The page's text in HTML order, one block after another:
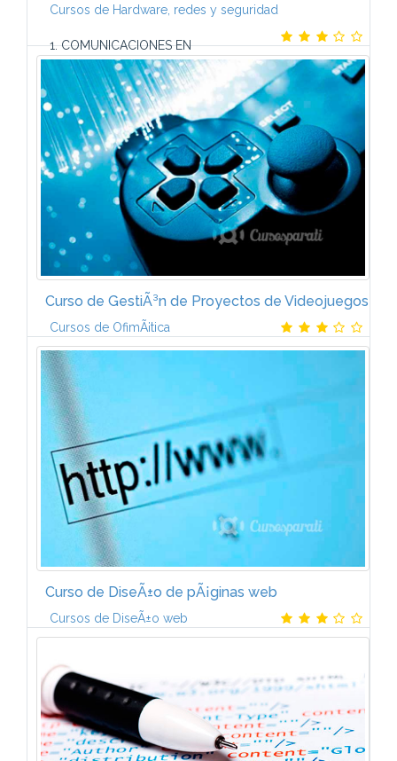
Cursos de Hardware, redes y seguridad
1. COMUNICACIONES EN
REDESConceptos bÃ¡sicos de comunicaciÃ³n en
redes. Infraestructura de la red de Ã¡rea local (LAN).
Redes de Ã¡rea extensa (WAN). WLAN. VPN Redes
virtuales...
Curso de GestiÃ³n de Proyectos de Videojuegos
Cursos de OfimÃ¡tica
El videojuego: evoluciÃ³n y mercado OrÃ­genes
tÃ©cnicos y culturales de los videojuegos.
EvoluciÃ³n de la industria del videojuego. Internet y
su impacto en...
Curso de DiseÃ±o de pÃ¡ginas web
Cursos de DiseÃ±o web
HTML?. Historia del HTML. El organismo W3C
(World Wide Web Consortium). HTML Y XHTML.
HTML y CSS. Navegadores.2. CONCEPTOS BÃSICOS
DE...